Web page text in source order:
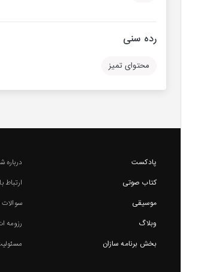
رده سنی
محتوای تمیز
پادکست
کتاب صوتی
موسیقی
وبلاگ
بخش برنامه سازان
درباره
ارتباط
رزومه